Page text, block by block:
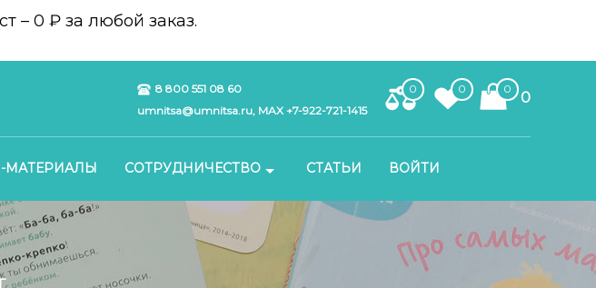
– 0 ₽ за любой заказ.
8 800 551 08 60
umnitsa@umnitsa.ru, MAX +7-922-721-1415
0 0 0
0
МАТЕРИАЛЫ СОТРУДНИЧЕСТВО СТАТЬИ ВОЙТИ